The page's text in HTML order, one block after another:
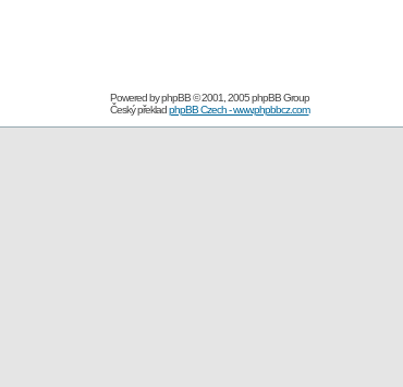
Powered byphpBB© 2001, 2005 phpBB Group
Český překladphpBB Czech - www.phpbbcz.com